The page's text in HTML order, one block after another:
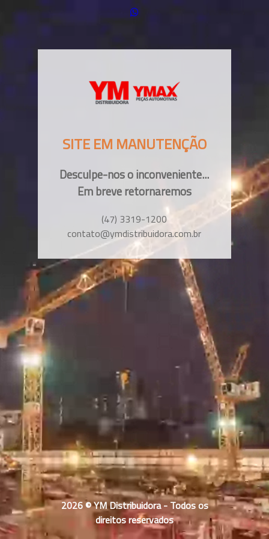
SITE EM MANUTENÇÃO
Desculpe-nos o inconveniente...
Em breve retornaremos
(47) 3319-1200
contato@ymdistribuidora.com.br
2026 © YM Distribuidora - Todos os
direitos reservados